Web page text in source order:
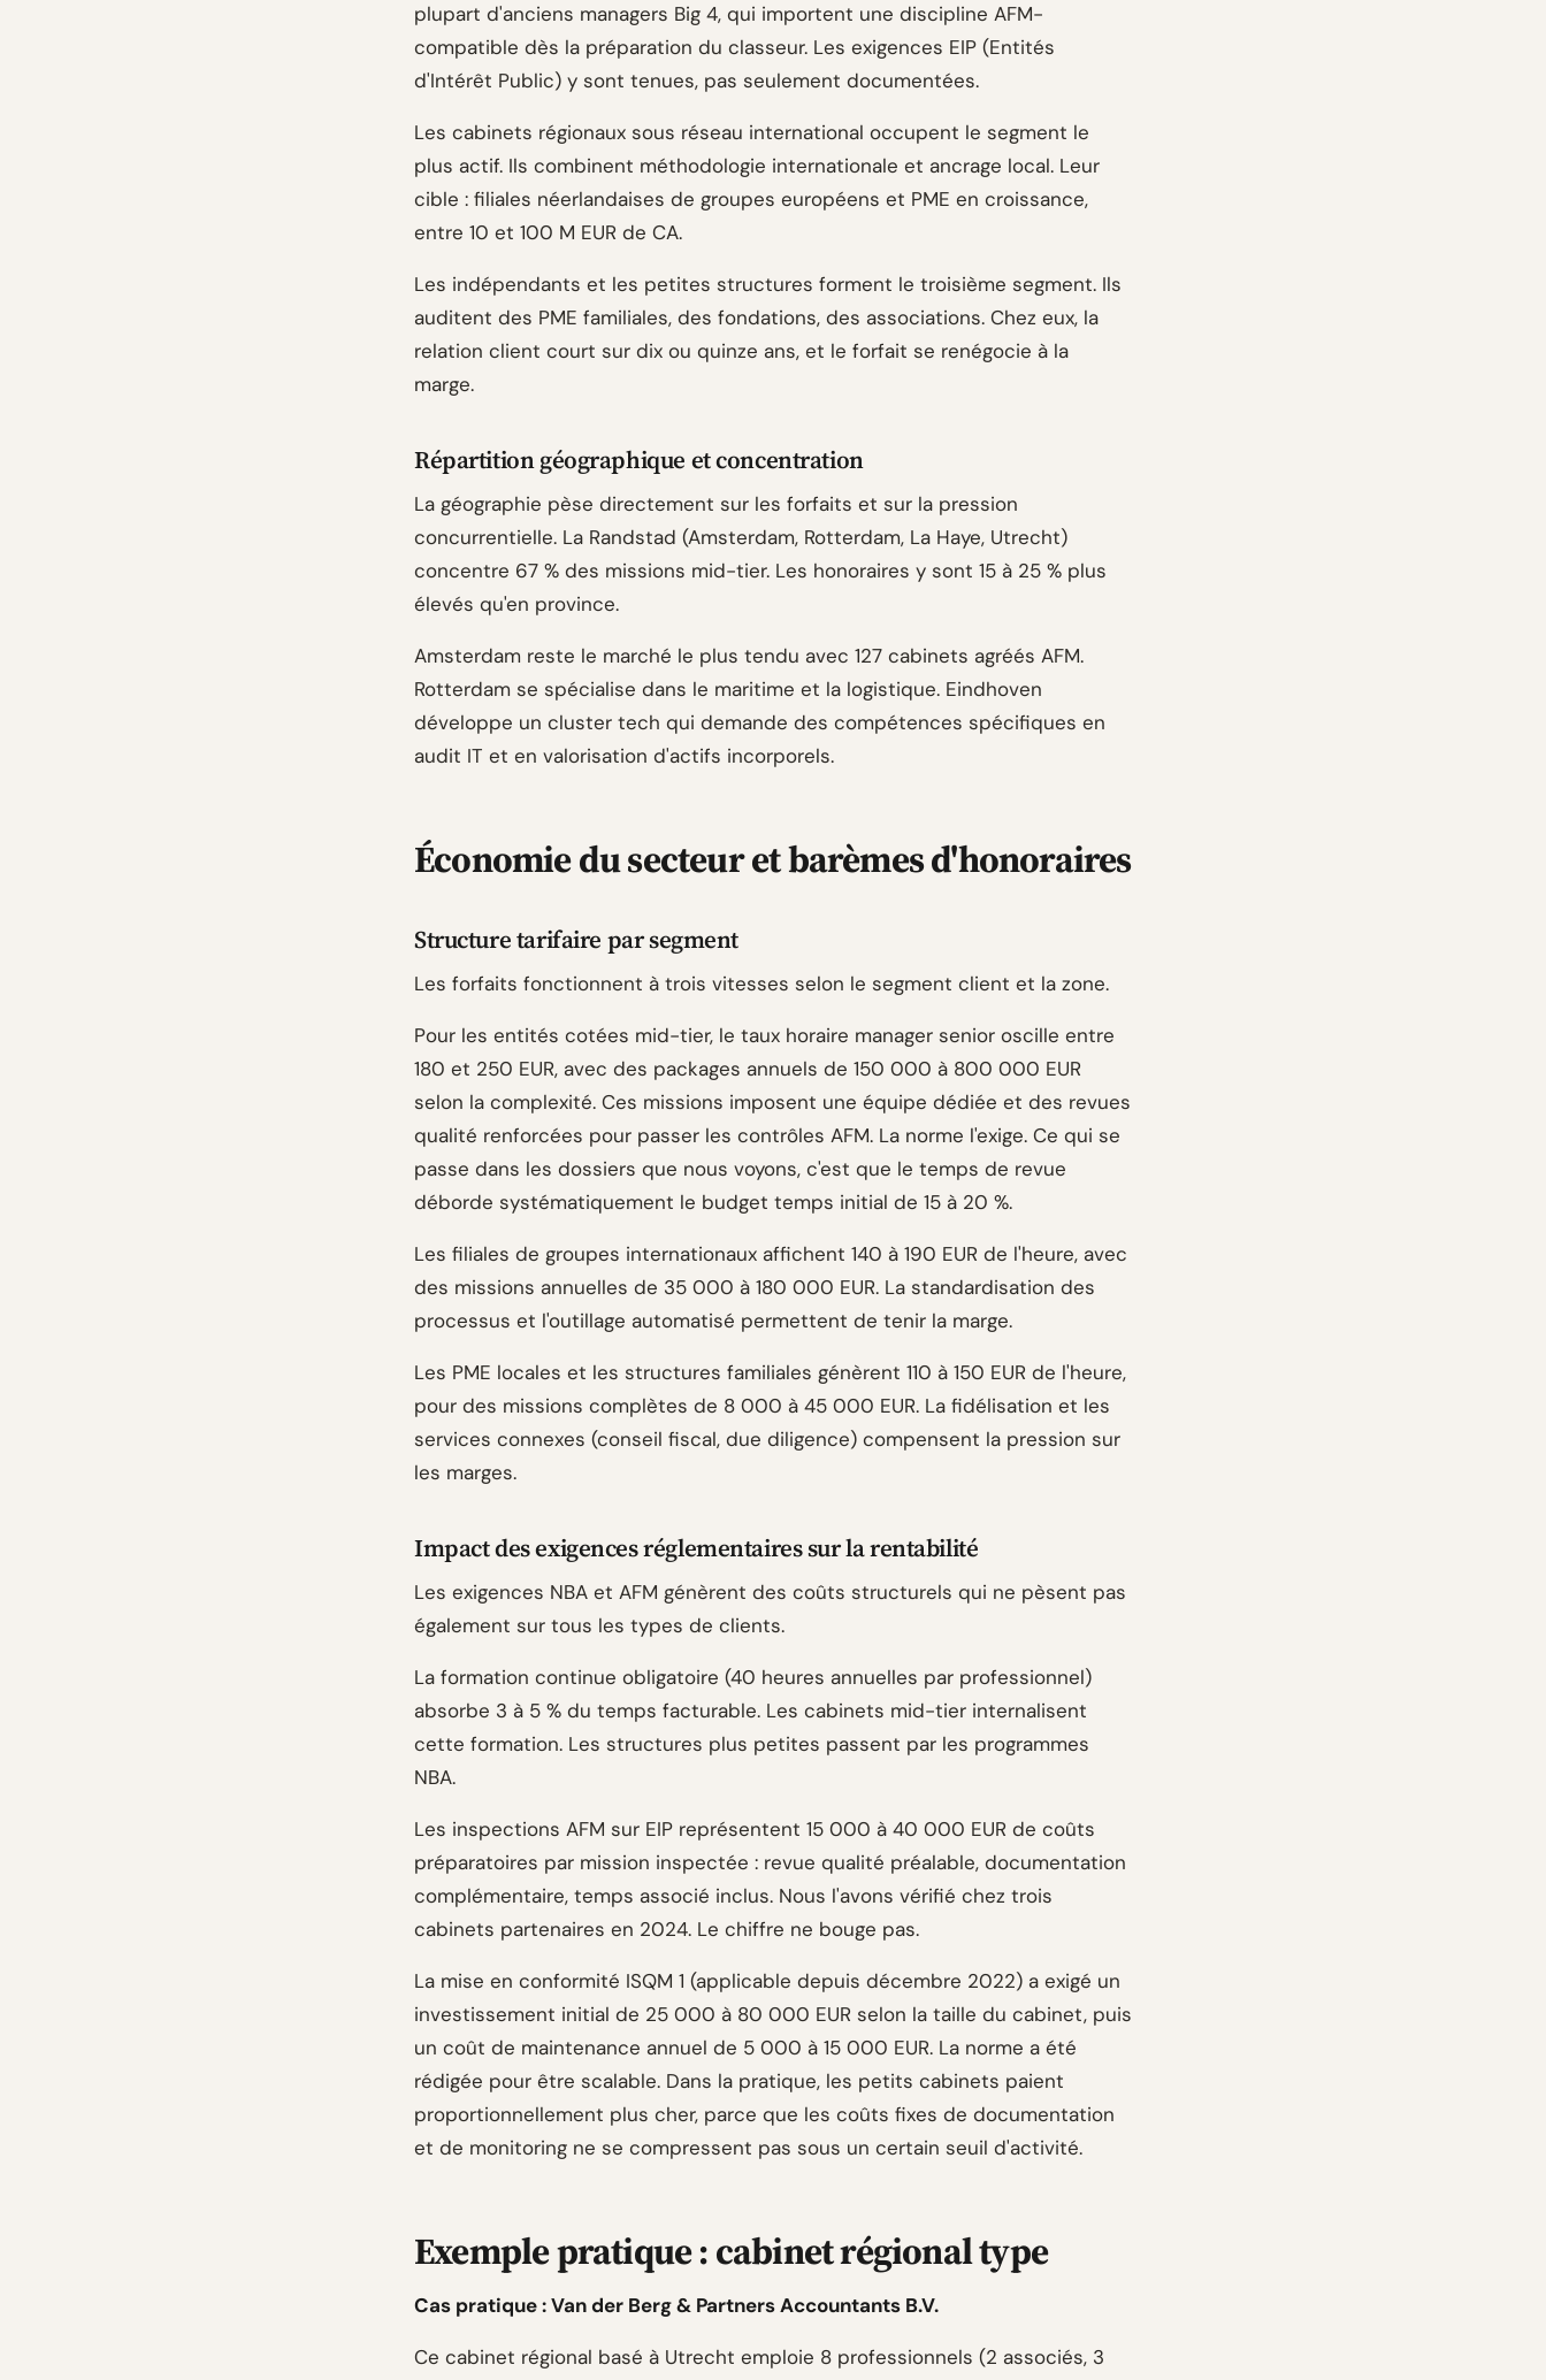
plupart d'anciens managers Big 4, qui importent une discipline AFM-
compatible dès la préparation du classeur. Les exigences EIP (Entités
d'Intérêt Public) y sont tenues, pas seulement documentées.
Les cabinets régionaux sous réseau international occupent le segment le
plus actif. Ils combinent méthodologie internationale et ancrage local. Leur
cible : filiales néerlandaises de groupes européens et PME en croissance,
entre 10 et 100 M EUR de CA.
Les indépendants et les petites structures forment le troisième segment. Ils
auditent des PME familiales, des fondations, des associations. Chez eux, la
relation client court sur dix ou quinze ans, et le forfait se renégocie à la
marge.
Répartition géographique et concentration
La géographie pèse directement sur les forfaits et sur la pression
concurrentielle. La Randstad (Amsterdam, Rotterdam, La Haye, Utrecht)
concentre 67 % des missions mid-tier. Les honoraires y sont 15 à 25 % plus
élevés qu'en province.
Amsterdam reste le marché le plus tendu avec 127 cabinets agréés AFM.
Rotterdam se spécialise dans le maritime et la logistique. Eindhoven
développe un cluster tech qui demande des compétences spécifiques en
audit IT et en valorisation d'actifs incorporels.
Économie du secteur et barèmes d'honoraires
Structure tarifaire par segment
Les forfaits fonctionnent à trois vitesses selon le segment client et la zone.
Pour les entités cotées mid-tier, le taux horaire manager senior oscille entre
180 et 250 EUR, avec des packages annuels de 150 000 à 800 000 EUR
selon la complexité. Ces missions imposent une équipe dédiée et des revues
qualité renforcées pour passer les contrôles AFM. La norme l'exige. Ce qui se
passe dans les dossiers que nous voyons, c'est que le temps de revue
déborde systématiquement le budget temps initial de 15 à 20 %.
Les filiales de groupes internationaux affichent 140 à 190 EUR de l'heure, avec
des missions annuelles de 35 000 à 180 000 EUR. La standardisation des
processus et l'outillage automatisé permettent de tenir la marge.
Les PME locales et les structures familiales génèrent 110 à 150 EUR de l'heure,
pour des missions complètes de 8 000 à 45 000 EUR. La fidélisation et les
services connexes (conseil fiscal, due diligence) compensent la pression sur
les marges.
Impact des exigences réglementaires sur la rentabilité
Les exigences NBA et AFM génèrent des coûts structurels qui ne pèsent pas
également sur tous les types de clients.
La formation continue obligatoire (40 heures annuelles par professionnel)
absorbe 3 à 5 % du temps facturable. Les cabinets mid-tier internalisent
cette formation. Les structures plus petites passent par les programmes
NBA.
Les inspections AFM sur EIP représentent 15 000 à 40 000 EUR de coûts
préparatoires par mission inspectée : revue qualité préalable, documentation
complémentaire, temps associé inclus. Nous l'avons vérifié chez trois
cabinets partenaires en 2024. Le chiffre ne bouge pas.
La mise en conformité ISQM 1 (applicable depuis décembre 2022) a exigé un
investissement initial de 25 000 à 80 000 EUR selon la taille du cabinet, puis
un coût de maintenance annuel de 5 000 à 15 000 EUR. La norme a été
rédigée pour être scalable. Dans la pratique, les petits cabinets paient
proportionnellement plus cher, parce que les coûts fixes de documentation
et de monitoring ne se compressent pas sous un certain seuil d'activité.
Exemple pratique : cabinet régional type
Cas pratique : Van der Berg & Partners Accountants B.V.
Ce cabinet régional basé à Utrecht emploie 8 professionnels (2 associés, 3